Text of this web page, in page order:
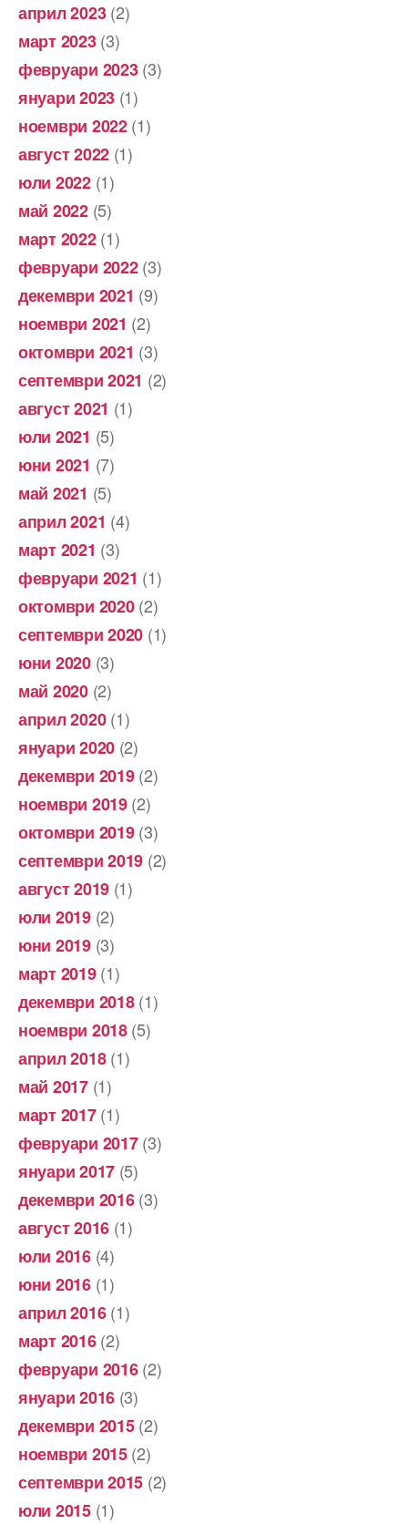
април 2023(2)
март 2023(3)
февруари 2023(3)
януари 2023 (1)
ноември 2022(1)
август 2022 (1)
юли 2022(1)
май 2022(5)
март 2022(1)
февруари 2022(3)
декември 2021 (9)
ноември 2021 (2)
октомври 2021 (3)
септември 2021 (2)
август 2021 (1)
юли 2021 (5)
юни 2021 (7)
май 2021 (5)
април 2021 (4)
март 2021 (3)
февруари 2021 (1)
октомври 2020(2)
септември 2020 (1)
юни 2020(3)
май 2020(2)
април 2020(1)
януари 2020 (2)
декември 2019(2)
ноември 2019(2)
октомври 2019(3)
септември 2019 (2)
август 2019 (1)
юли 2019(2)
юни 2019(3)
март 2019(1)
декември 2018(1)
ноември 2018(5)
април 2018(1)
май 2017(1)
март 2017(1)
февруари 2017(3)
януари 2017 (5)
декември 2016(3)
август 2016 (1)
юли 2016(4)
юни 2016(1)
април 2016(1)
март 2016(2)
февруари 2016(2)
януари 2016 (3)
декември 2015(2)
ноември 2015(2)
септември 2015 (2)
юли 2015(1)